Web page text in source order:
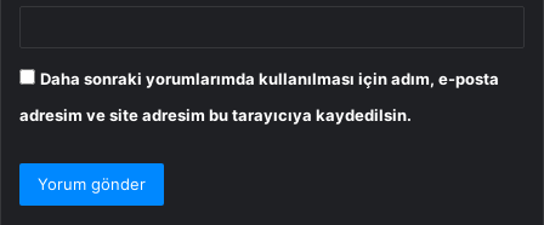
Daha sonraki yorumlarımda kullanılması için adım, e-posta
adresim ve site adresim bu tarayıcıya kaydedilsin.